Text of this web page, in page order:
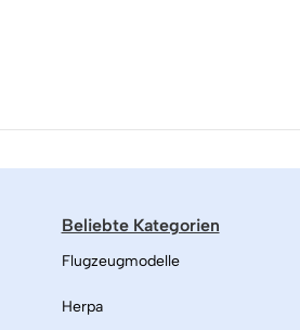
Beliebte Kategorien
Flugzeugmodelle
Herpa